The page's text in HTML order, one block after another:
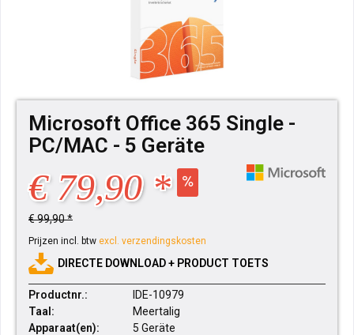
Microsoft Office 365 Single -
PC/MAC - 5 Geräte
€ 79,90 *
€ 99,90 *
Prijzen incl. btw excl. verzendingskosten
DIRECTE DOWNLOAD + PRODUCT TOETS
Productnr.:
IDE-10979
Taal:
Meertalig
Apparaat(en):
5 Geräte